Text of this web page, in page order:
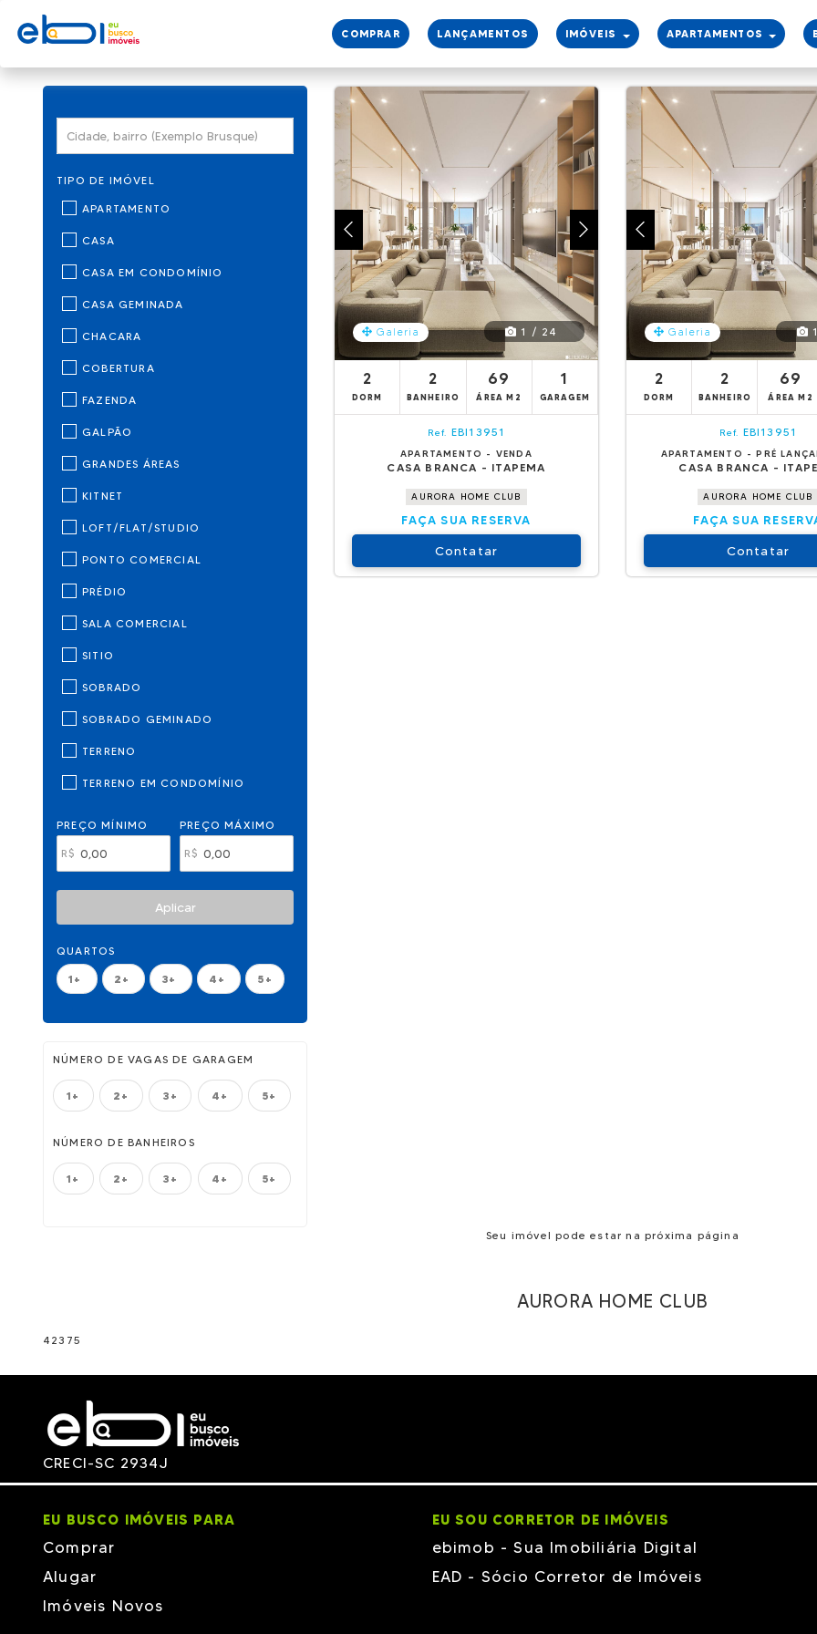
COMPRAR LANÇAMENTOS IMÓVEIS APARTAMENTOS
TIPO DE IMÓVEL
APARTAMENTO
CASA
CASA EM CONDOMÍNIO
CASA GEMINADA
CHACARA
COBERTURA
FAZENDA
GALPÃO
GRANDES ÁREAS
KITNET
LOFT/FLAT/STUDIO
PONTO COMERCIAL
PRÉDIO
SALA COMERCIAL
SITIO
SOBRADO
SOBRADO GEMINADO
TERRENO
TERRENO EM CONDOMÍNIO
PREÇO MÍNIMO
R$
PREÇO MÁXIMO
R$
Aplicar
QUARTOS
1+ 2+ 3+ 4+ 5+
NÚMERO DE VAGAS DE GARAGEM
1+ 2+ 3+ 4+ 5+
NÚMERO DE BANHEIROS
1+ 2+ 3+ 4+ 5+
Galeria 1 / 24
2
DORM
2
BANHEIRO
69
ÁREA M2
1
GARAGEM
Ref. EBI13951
APARTAMENTO - VENDA
CASA BRANCA - ITAPEMA
AURORA HOME CLUB
FAÇA SUA RESERVA
Contatar
Galeria
2
DORM
2
BANHEIRO
69
ÁREA M2
Ref. EBI13951
APARTAMENTO - PRÉ
CASA BRANCA -
AURORA HOME CLUB
FAÇA SUA
Contatar
Seu imóvel pode estar na próxima página
AURORA HOME CLUB
42375
CRECI-SC 2934J
EU BUSCO IMÓVEIS PARA
Comprar
Alugar
Imóveis Novos
EU SOU CORRETOR DE IMÓVEIS
ebimob - Sua Imobiliária Digital
EAD - Sócio Corretor de Imóveis